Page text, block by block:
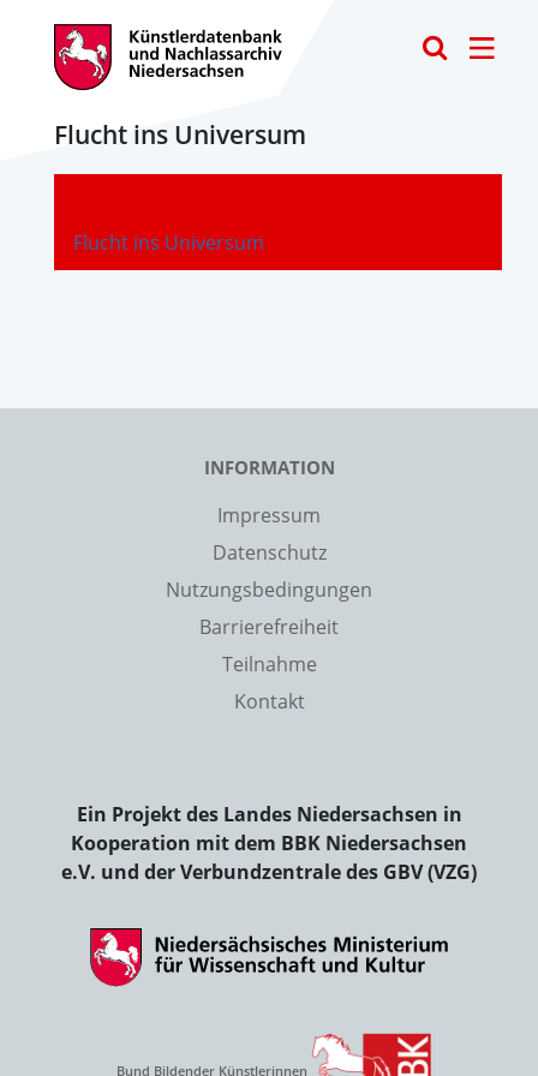
Flucht ins Universum
Flucht ins Universum
-
INFORMATION
Impressum
Datenschutz
Nutzungsbedingungen
Barrierefreiheit
Teilnahme
Kontakt
Ein Projekt des Landes Niedersachsen in
Kooperation mit dem BBK Niedersachsen
e.V. und der Verbundzentrale des GBV (VZG)
Bund Bildender Künstlerinnen